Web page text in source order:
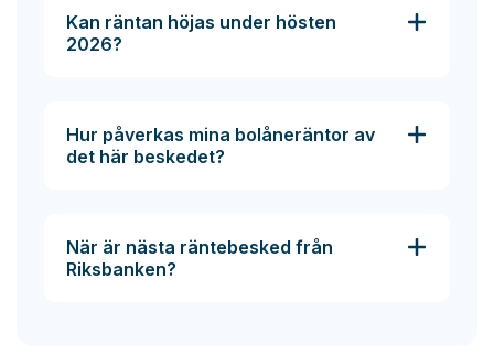
Kan räntan höjas under hösten
2026?
Hur påverkas mina bolåneräntor av
det här beskedet?
När är nästa räntebesked från
Riksbanken?